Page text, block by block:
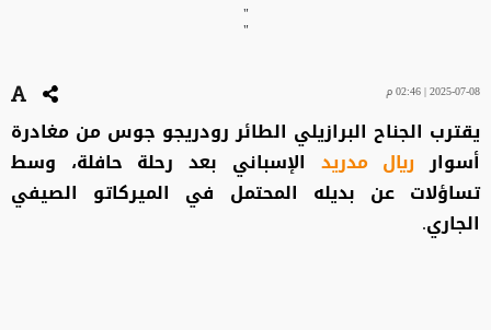
"
"
2025-07-08 | 02:46 م
يقترب الجناح البرازيلي الطائر رودريجو جوس من مغادرة
أسوارريال مدريد الإسباني بعد رحلة حافلة، وسط
تساؤلات عن بديله المحتمل في الميركاتو الصيفي
الجاري.